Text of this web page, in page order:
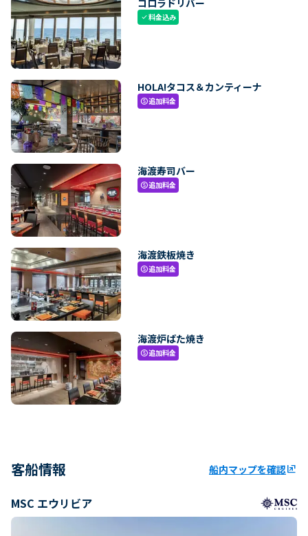
check料金込み
HOLA!タコス＆カンティーナ
paid追加料金
海渡寿司バー
paid追加料金
海渡鉄板焼き
paid追加料金
海渡炉ばた焼き
paid追加料金
客船情報 船内マップを確認ungroup
MSC エウリビア